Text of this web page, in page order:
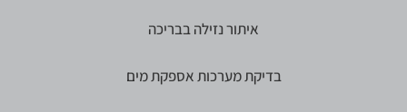
איתור נזילה בבריכה
בדיקת מערכות אספקת מים